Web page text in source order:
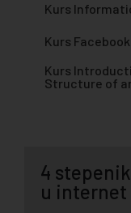
Kurs
Kurs
Kurs
Structure of
4
u internet